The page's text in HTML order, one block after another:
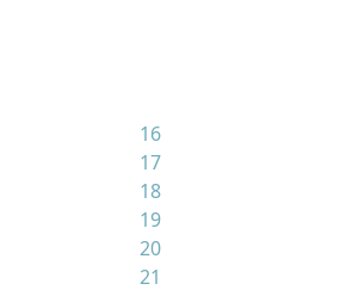
16
17
18
19
20
21